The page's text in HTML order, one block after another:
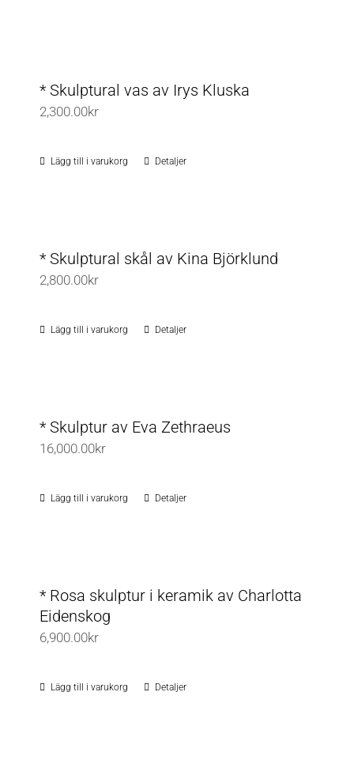
produktsidan
flera
produktsidan
* Skulptural vas av Irys Kluska
2,300.00kr
Lägg till i varukorg Detaljer
* Skulptural skål av Kina Björklund
2,800.00kr
Lägg till i varukorg Detaljer
* Skulptur av Eva Zethraeus
16,000.00kr
Lägg till i varukorg Detaljer
* Rosa skulptur i keramik av Charlotta
Eidenskog
6,900.00kr
Lägg till i varukorg Detaljer